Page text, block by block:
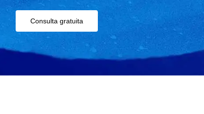
Consulta gratuita